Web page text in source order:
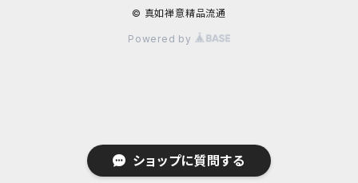
ショップに質問する
工藝美術師の作品
© 真如禅意精品流通
Powered by